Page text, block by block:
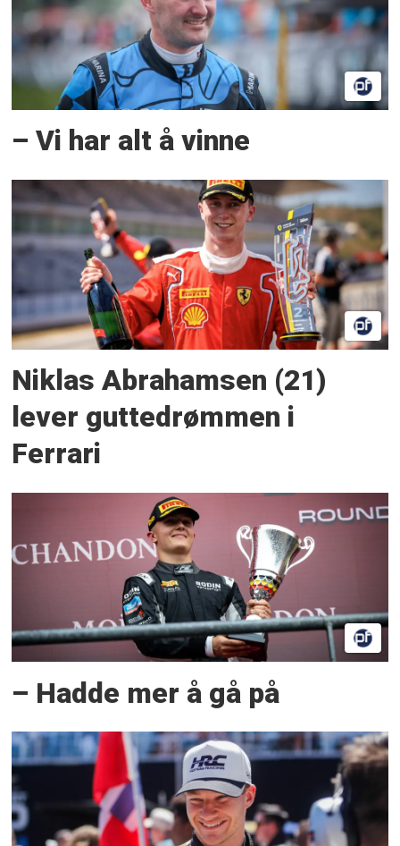
– Vi har alt å vinne
Niklas Abrahamsen (21)
lever guttedrømmen i
Ferrari
– Hadde mer å gå på